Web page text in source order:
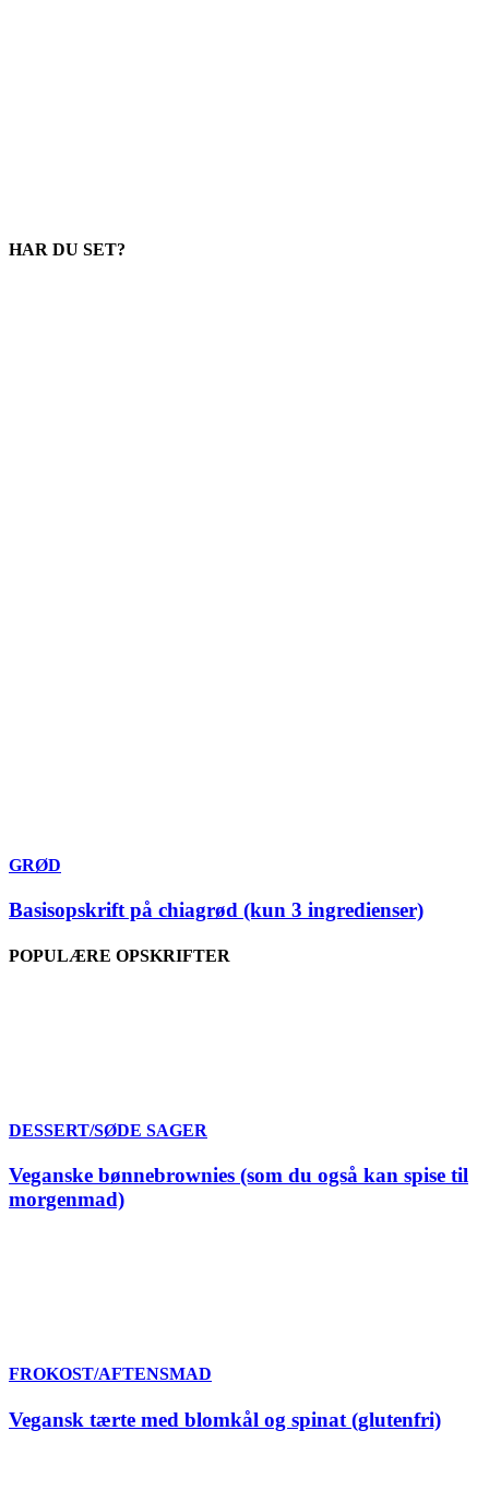
HAR DU SET?
GRØD
Basisopskrift på chiagrød (kun 3 ingredienser)
POPULÆRE OPSKRIFTER
DESSERT/SØDE SAGER
Veganske bønnebrownies (som du også kan spise til
morgenmad)
FROKOST/AFTENSMAD
Vegansk tærte med blomkål og spinat (glutenfri)